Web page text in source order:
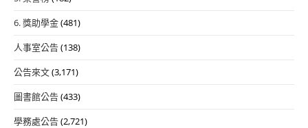
6. 獎助學金(481)
人事室公告(138)
公告來文(3,171)
圖書館公告(433)
學務處公告(2,721)